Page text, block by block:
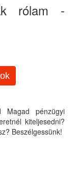
rólam -
Magad pénzügyi
kiteljesedni?
Beszélgessünk!